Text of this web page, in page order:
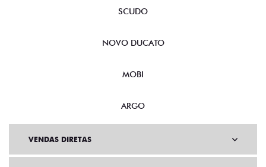
SCUDO
NOVO DUCATO
MOBI
ARGO
VENDAS DIRETAS